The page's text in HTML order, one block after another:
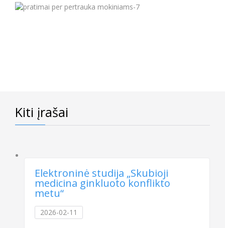
Kiti įrašai
Elektroninė studija „Skubioji
medicina ginkluoto konflikto
metu“
2026-02-11